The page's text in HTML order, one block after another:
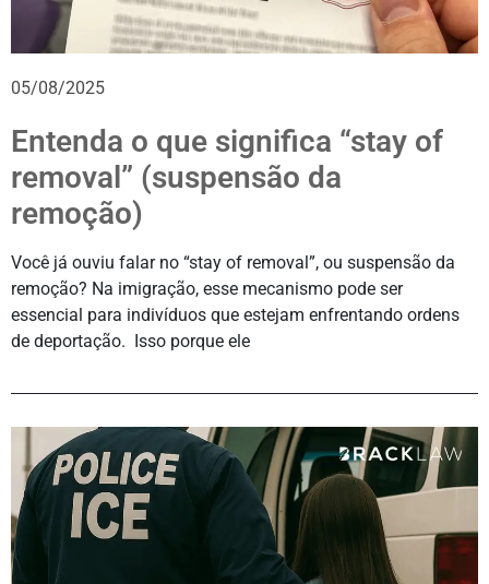
05/08/2025
Entenda o que significa “stay of
removal” (suspensão da
remoção)
Você já ouviu falar no “stay of removal”, ou suspensão da
remoção? Na imigração, esse mecanismo pode ser
essencial para indivíduos que estejam enfrentando ordens
de deportação. Isso porque ele